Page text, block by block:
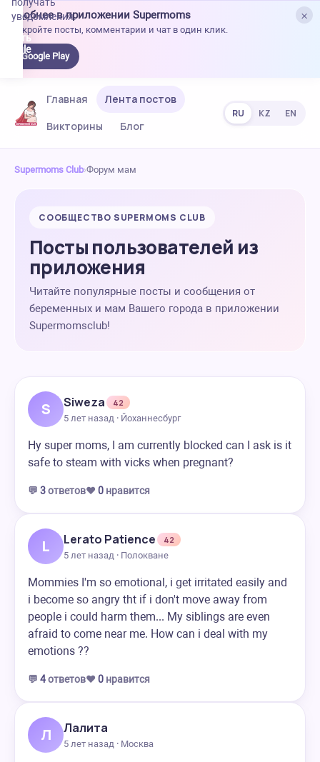
×
Удобнее в приложении Supermoms
Откройте посты, комментарии и чат в один клик.
Google Play
уведомления.
Главная
Лента постов
Викторины
Блог
RU KZ EN
Supermoms Club›Форум мам
СООБЩЕСТВО SUPERMOMS CLUB
Посты пользователей из
приложения
Читайте популярные посты и сообщения от
беременных и мам Вашего города в приложении
Supermomsclub!
S Siweza
42
5 лет назад · Йоханнесбург
Hy super moms, I am currently blocked can I ask is it
safe to steam with vicks when pregnant?
💬 3ответов❤️ 0 нравится
L Lerato Patience
42
5 лет назад · Полокване
Mommies I'm so emotional, i get irritated easily and
i become so angry tht if i don't move away from
people i could harm them... My siblings are even
afraid to come near me. How can i deal with my
emotions ??
💬 4ответов❤️ 0 нравится
Л Лалита
5 лет назад · Москва